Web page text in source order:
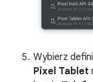
Wybierz
Pixel Tablet